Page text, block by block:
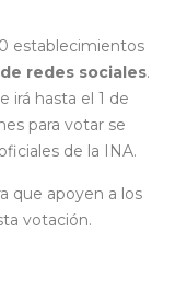
establecimientos
redes sociales.
irá hasta el 1 de
para votar se
de la INA.
que apoyen a los
votación.